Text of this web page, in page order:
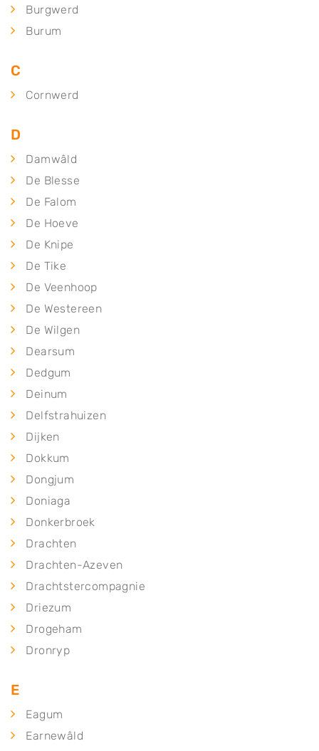
Burgwerd
Burum
C
Cornwerd
D
Damwâld
De Blesse
De Falom
De Hoeve
De Knipe
De Tike
De Veenhoop
De Westereen
De Wilgen
Dearsum
Dedgum
Deinum
Delfstrahuizen
Dijken
Dokkum
Dongjum
Doniaga
Donkerbroek
Drachten
Drachten-Azeven
Drachtstercompagnie
Driezum
Drogeham
Dronryp
E
Eagum
Earnewâld